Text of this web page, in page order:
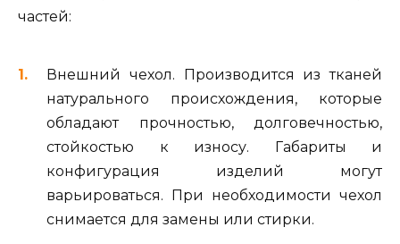
частей:
Внешний чехол. Производится из тканей
натурального происхождения, которые
обладают прочностью, долговечностью,
стойкостью к износу. Габариты и
конфигурация изделий могут
варьироваться. При необходимости чехол
снимается для замены или стирки.